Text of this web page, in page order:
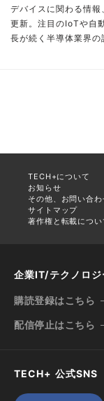
デバイスに関わる情報
更新。注目のIoTや自
長が続く半導体業界の
TECH+について
お知らせ
その他、お問い合わ
サイトマップ
著作権と転載につい
企業IT/テクノロ
購読登録はこちら
配信停止はこちら
TECH+ 公式SNS